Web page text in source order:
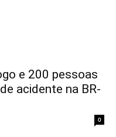
e 200 pessoas
acidente na BR-
0